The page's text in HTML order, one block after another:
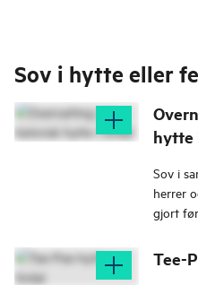
Sov i hytte eller
hytte
Sov i
herrer
gjort
Tee-